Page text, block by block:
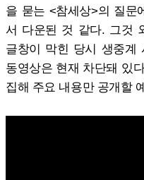
을 묻는 <참세상>의 질문
서 다운된 것 같다. 그것
글창이 막힌 당시 생중계
동영상은 현재 차단돼 있
집해 주요 내용만 공개할